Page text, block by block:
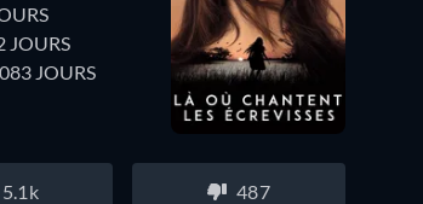
JOURS
JOURS
5.1k 487